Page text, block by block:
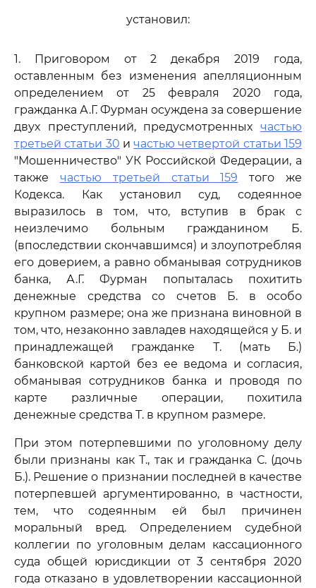
установил:
1. Приговором от 2 декабря 2019 года,
оставленным без изменения апелляционным
определением от 25 февраля 2020 года,
гражданка А.Г. Фурман осуждена за совершение
двух преступлений, предусмотренных частью
третьей статьи 30 ичастью четвертой статьи 159
"Мошенничество" УК Российской Федерации, а
также частью третьей статьи 159 того же
Кодекса. Как установил суд, содеянное
выразилось в том, что, вступив в брак с
неизлечимо больным гражданином Б.
(впоследствии скончавшимся) и злоупотребляя
его доверием, а равно обманывая сотрудников
банка, А.Г. Фурман попыталась похитить
денежные средства со счетов Б. в особо
крупном размере; она же признана виновной в
том, что, незаконно завладев находящейся у Б. и
принадлежащей гражданке Т. (мать Б.)
банковской картой без ее ведома и согласия,
обманывая сотрудников банка и проводя по
карте различные операции, похитила
денежные средства Т. в крупном размере.
При этом потерпевшими по уголовному делу
были признаны как Т., так и гражданка С. (дочь
Б.). Решение о признании последней в качестве
потерпевшей аргументированно, в частности,
тем, что содеянным ей был причинен
моральный вред. Определением судебной
коллегии по уголовным делам кассационного
суда общей юрисдикции от 3 сентября 2020
года отказано в удовлетворении кассационной